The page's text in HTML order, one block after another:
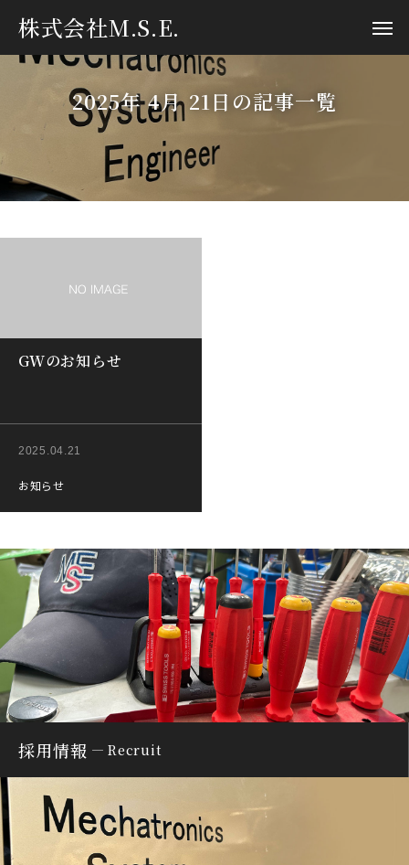
株式会社M.S.E.
2025年 4月 21日の記事一覧
GWのお知らせ
2025.04.21
お知らせ
採用情報 Recruit